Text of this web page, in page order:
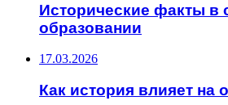
Исторические факты в
образовании
17.03.2026
Как история влияет на